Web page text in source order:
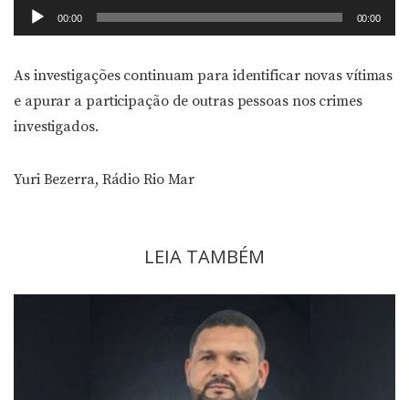
Tocador
de
00:00 00:00
As investigações continuam para identificar novas vítimas
e apurar a participação de outras pessoas nos crimes
investigados.
Yuri Bezerra, Rádio Rio Mar
LEIA TAMBÉM